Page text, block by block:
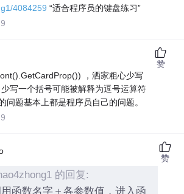
4084259 “适合程序员的键盘练习”
，洒家粗心少写
少写一个括号可能被解释为逗号运算符
问题基本上都是程序员自己的问题。
赞
的回复:
函数名字＋各参数值，进入函
赞